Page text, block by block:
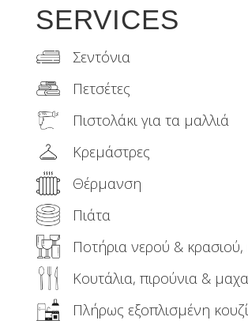
SERVICES
Σεντόνια
Πετσέτες
Πιστολάκι για τα μαλλιά
Κρεμάστρες
Θέρμανση
Πιάτα
Ποτήρια νερού & κρασιού,
Κουτάλια, πιρούνια &
Πλήρως εξοπλισμένη